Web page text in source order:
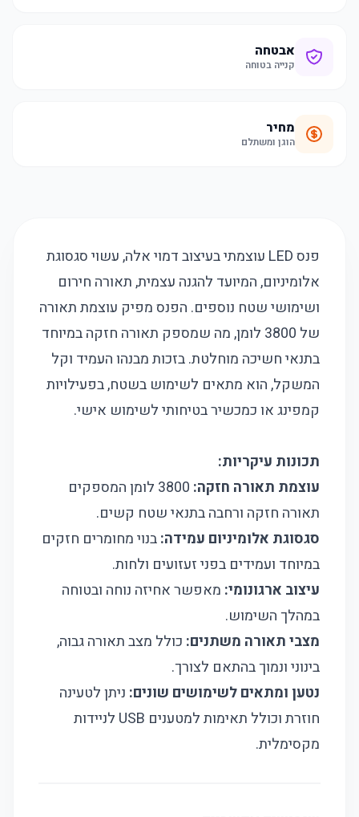
אבטחה
קנייה בטוחה
מחיר
הוגן ומשתלם
פנס LED עוצמתי בעיצוב דמוי אלה, עשוי סגסוגת
אלומיניום, המיועד להגנה עצמית, תאורה חירום
ושימושי שטח נוספים. הפנס מפיק עוצמת תאורה
של 3800 לומן, מה שמספק תאורה חזקה במיוחד
בתנאי חשיכה מוחלטת. בזכות מבנהו העמיד וקל
המשקל, הוא מתאים לשימוש בשטח, בפעילויות
קמפינג או כמכשיר בטיחותי לשימוש אישי.
תכונות עיקריות:
עוצמת תאורה חזקה:
3800 לומן המספקים
תאורה חזקה ורחבה בתנאי שטח קשים.
סגסוגת אלומיניום עמידה:בנוי מחומרים חזקים
במיוחד ועמידים בפני זעזועים ולחות.
עיצוב ארגונומי: מאפשר אחיזה נוחה ובטוחה
במהלך השימוש.
מצבי תאורה משתנים: כולל מצב תאורה גבוה,
בינוני ונמוך בהתאם לצורך.
נטען ומתאים לשימושים שונים: ניתן לטעינה
חוזרת וכולל תאימות למטענים USB לניידות
מקסימלית.